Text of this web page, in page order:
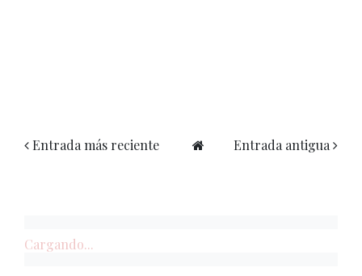
Entrada más reciente Entrada antigua
Cargando...